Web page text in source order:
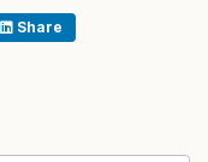
Share